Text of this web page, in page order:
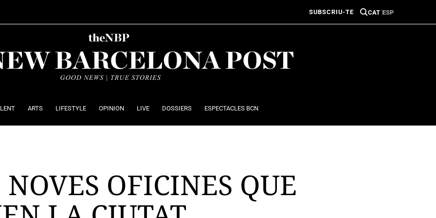
SUBSCRIU-TE CAT ESP
ARTS LIFESTYLE OPINION LIVE DOSSIERS ESPECTACLES BCN
OFICINES QUE